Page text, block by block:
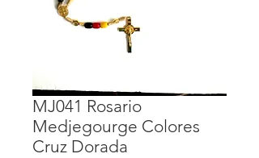
MJ041 Rosario
Medjegourge Colores
Cruz Dorada